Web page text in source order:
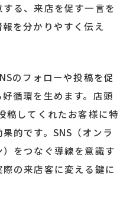
る、来店を促す一言を
を分かりやすく伝え
のフォローや投稿を促
循環を生めます。店頭
稿してくれたお客様に特
的です。SNS（オンラ
をつなぐ導線を意識す
の来店客に変える鍵に